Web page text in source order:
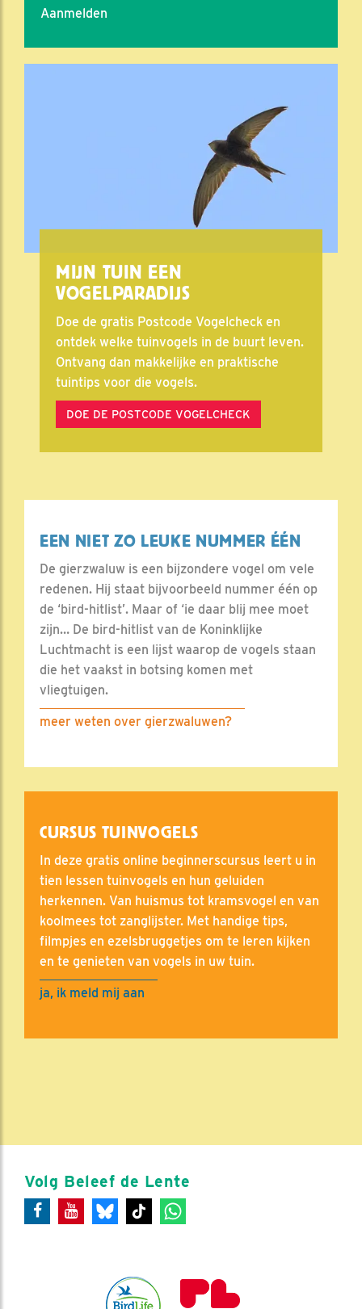
Aanmelden
MIJN TUIN EEN
VOGELPARADIJS
Doe de gratis Postcode Vogelcheck en
ontdek welke tuinvogels in de buurt leven.
Ontvang dan makkelijke en praktische
tuintips voor die vogels.
DOE DE POSTCODE VOGELCHECK
EEN NIET ZO LEUKE NUMMER ÉÉN
De gierzwaluw is een bijzondere vogel om vele
redenen. Hij staat bijvoorbeeld nummer één op
de ‘bird-hitlist’. Maar of ‘ie daar blij mee moet
zijn… De bird-hitlist van de Koninklijke
Luchtmacht is een lijst waarop de vogels staan
die het vaakst in botsing komen met
vliegtuigen.
meer weten over gierzwaluwen?
CURSUS TUINVOGELS
In deze gratis online beginnerscursus leert u in
tien lessen tuinvogels en hun geluiden
herkennen. Van huismus tot kramsvogel en van
koolmees tot zanglijster. Met handige tips,
filmpjes en ezels­bruggetjes om te leren kijken
en te genieten van vogels in uw tuin.
ja, ik meld mij aan
Volg Beleef de Lente